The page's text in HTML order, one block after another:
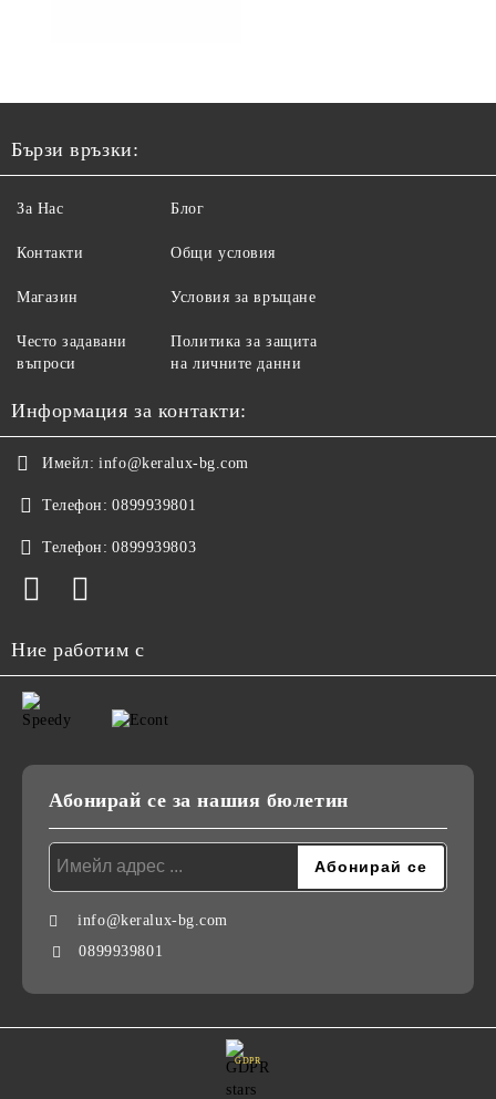
Бързи връзки:
За Нас
Контакти
Магазин
Често задавани
въпроси
Блог
Общи условия
Условия за връщане
Политика за защита
на личните данни
Информация за контакти:
Имейл: info@keralux-bg.com
Телефон: 0899939801
Телефон: 0899939803
Ние работим с
Абонирай се за нашия бюлетин
info@keralux-bg.com
0899939801
GDPR